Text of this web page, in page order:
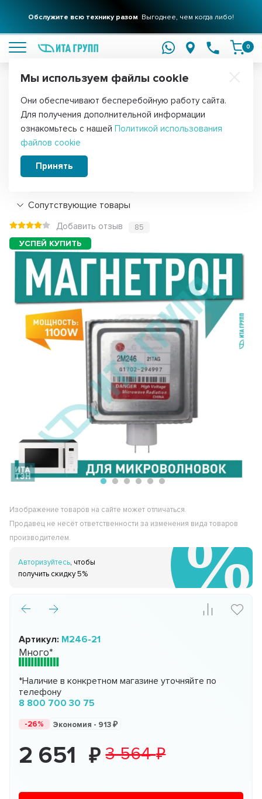
Обслужите всю технику разом Выгоднее, чем когда либо!
0
Главная Запчасти для мелкой бытовой техники Для
Магнетрон для микроволновых печей
LG 1100W, М246-21
Подробнее
Сопутствующие товары
Добавить отзыв 85
Изображение товаров на сайте может отличаться.
Продавец не несёт ответственности за изменения вида товаров
производителем.
Авторизуйтесь, чтобы
получить скидку 5%
Артикул: М246-21
Много*
*Наличие в конкретном магазине уточняйте по
телефону
8 800 700 30 75
-26% Экономия - 913
2 651 3 564
Мы используем файлы cookie
Они обеспечивают бесперебойную работу сайта.
Для получения дополнительной информации
ознакомьтесь с нашей Политикой использования
файлов cookie
Принять